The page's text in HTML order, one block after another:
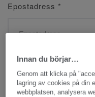
Epostadress *
Namn*
Innan du börjar…
Genom att klicka på
lagring av cookies på din
webbplatsen, analysera